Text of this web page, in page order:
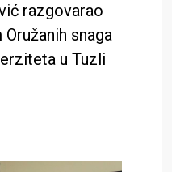
razgovarao
snaga
u Tuzli